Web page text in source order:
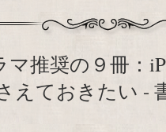
マ推奨の９冊：
えておきたい -